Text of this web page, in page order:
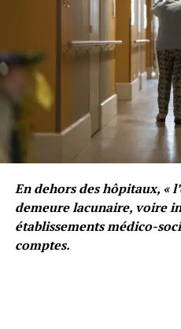
En dehors des hôpitaux, «
demeure lacunaire, voire
établissements médico-
comptes.